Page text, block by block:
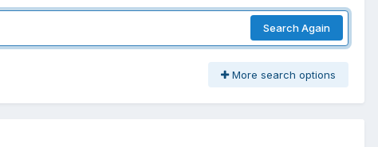
Search Again
More search options